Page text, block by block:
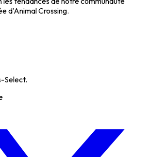
d'Animal Crossing.
Select.